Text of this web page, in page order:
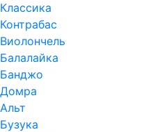
Классика
Контрабас
Виолончель
Балалайка
Банджо
Домра
Альт
Бузука